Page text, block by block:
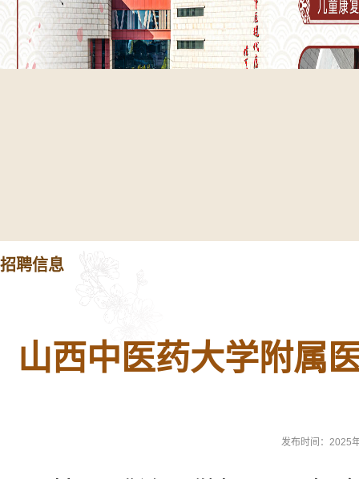
招聘信息
山西中医药大学附属
发布时间： 2025